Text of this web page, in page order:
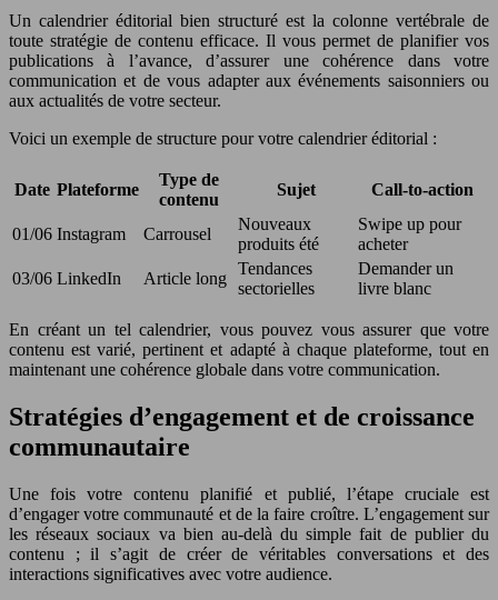
Un calendrier éditorial bien structuré est la colonne vertébrale de
toute stratégie de contenu efficace. Il vous permet de planifier vos
publications à l’avance, d’assurer une cohérence dans votre
communication et de vous adapter aux événements saisonniers ou
aux actualités de votre secteur.
Voici un exemple de structure pour votre calendrier éditorial :
Date Plateforme
Type de
contenu
Sujet Call-to-action
01/06 Instagram Carrousel
Nouveaux
produits été
Swipe up pour
acheter
03/06 LinkedIn Article long
Tendances
sectorielles
Demander un
livre blanc
En créant un tel calendrier, vous pouvez vous assurer que votre
contenu est varié, pertinent et adapté à chaque plateforme, tout en
maintenant une cohérence globale dans votre communication.
Stratégies d’engagement et de croissance
communautaire
Une fois votre contenu planifié et publié, l’étape cruciale est
d’engager votre communauté et de la faire croître. L’engagement sur
les réseaux sociaux va bien au-delà du simple fait de publier du
contenu ; il s’agit de créer de véritables conversations et des
interactions significatives avec votre audience.